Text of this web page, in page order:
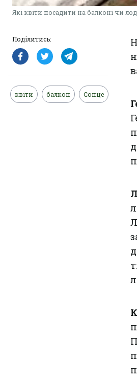
Які квіти посадити на балконі чи
Поділитись:
квіти балкон Сонце